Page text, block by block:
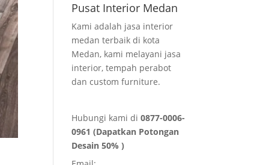
Pusat Interior Medan
Kami adalah jasa interior
medan terbaik di kota
Medan, kami melayani jasa
interior, tempah perabot
dan custom furniture.
Hubungi kami di0877-0006-
0961 (Dapatkan Potongan
Desain 50% )